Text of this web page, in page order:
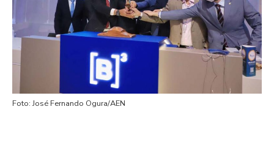
Foto: José Fernando Ogura/AEN